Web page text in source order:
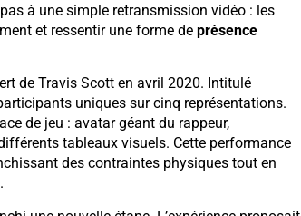
à une simple retransmission vidéo : les
et ressentir une forme de présence
de Travis Scott en avril 2020. Intitulé
uniques sur cinq représentations.
de jeu : avatar géant du rappeur,
tableaux visuels. Cette performance
des contraintes physiques tout en